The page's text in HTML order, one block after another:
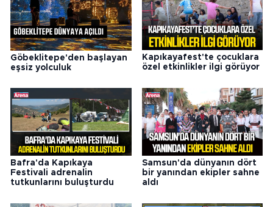
Göbeklitepe'den başlayan
eşsiz yolculuk
Kapıkayafest'te çocuklara
özel etkinlikler ilgi görüyor
Bafra'da Kapıkaya
Festivali adrenalin
tutkunlarını buluşturdu
Samsun'da dünyanın dört
bir yanından ekipler sahne
aldı